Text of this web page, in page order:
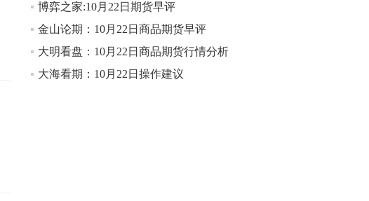
10:17
【研报精选】国内期货机构对8月5日的原
油期货走势预测
博弈之家:10月22日期货早评
金山论期：10月22日商品期货早评
大明看盘：10月22日商品期货行情分析
大海看期：10月22日操作建议